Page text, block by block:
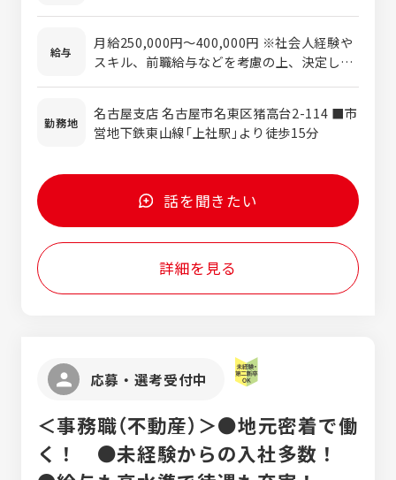
なく、東海エリア内の現場となります。
普通自動車運転免許 現在名古屋支店では、女
性の施工管理職が１名活躍しております。 性
別問わず、誰しもが活躍できる環境を整えて
います。
給与
月給250,000円〜400,000円 ※社会人経験や
スキル、前職給与などを考慮の上、決定しま
勤務地
名古屋支店 名古屋市名東区猪高台2-114 ■市
営地下鉄東山線「上社駅」より徒歩15分
話を聞きたい
詳細を見る
応募・選考受付中
＜事務職（不動産）＞●地元密着で働
く！ ●未経験からの入社多数！